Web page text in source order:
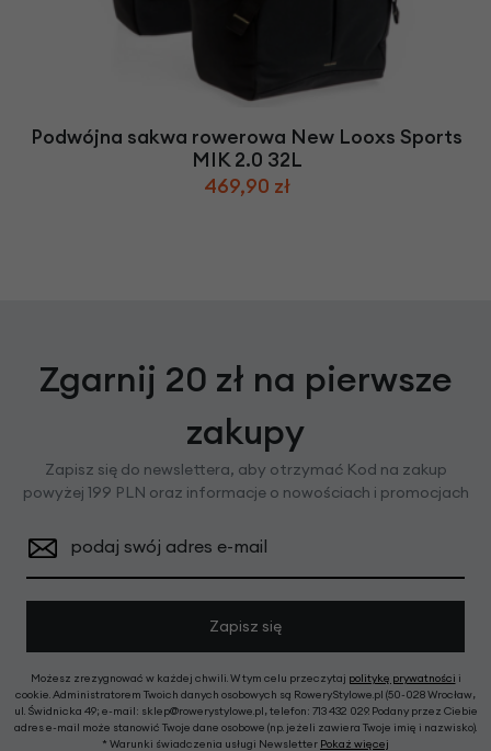
Podwójna sakwa rowerowa New Looxs Sports
MIK 2.0 32L
469,90 zł
Zgarnij 20 zł na pierwsze
zakupy
Zapisz się do newslettera, aby otrzymać Kod na zakup
powyżej 199 PLN oraz informacje o nowościach i promocjach
podaj swój adres e-mail
Zapisz się
Możesz zrezygnować w każdej chwili. W tym celu przeczytaj politykę prywatności i
cookie. Administratorem Twoich danych osobowych są RoweryStylowe.pl (50-028 Wrocław,
ul. Świdnicka 49; e-mail: sklep@rowerystylowe.pl, telefon: 713 432 029. Podany przez Ciebie
adres e-mail może stanowić Twoje dane osobowe (np. jeżeli zawiera Twoje imię i nazwisko).
* Warunki świadczenia usługi Newsletter Pokaż więcej